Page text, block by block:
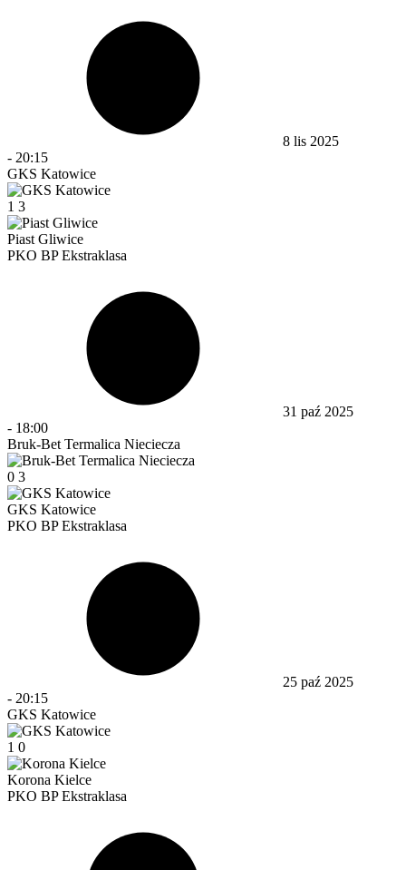
8 lis 2025
- 20:15
GKS Katowice
1 3
Piast Gliwice
PKO BP Ekstraklasa
31 paź 2025
- 18:00
Bruk-Bet Termalica Nieciecza
0 3
GKS Katowice
PKO BP Ekstraklasa
25 paź 2025
- 20:15
GKS Katowice
1 0
Korona Kielce
PKO BP Ekstraklasa